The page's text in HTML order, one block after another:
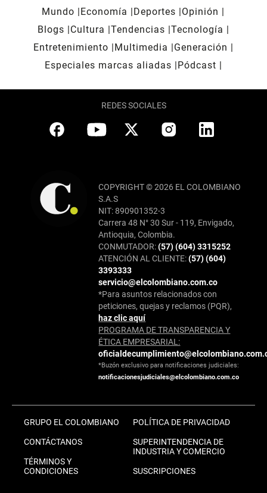
Mundo Economía Deportes
Opinión
Blogs
Cultura Tendencias Tecnología
Entretenimiento
Multimedia
Generación
Especiales marcas aliadas
Pódcast
REDES SOCIALES
COPYRIGHT © 2026 EL COLOMBIANO
S.A.S
NIT: 890901352-3
Carrera 48 N° 30 Sur - 119, Envigado,
Antioquia, Colombia.
CONMUTADOR:(57) (604) 3315252
ATENCIÓN AL CLIENTE:(57) (604)
3393333
servicio@elcolombiano.com.co
*Para asuntos relacionados con
peticiones, quejas y reclamos (PQR),
haz clic aquí
PROGRAMA DE TRANSPARENCIA Y
ÉTICA EMPRESARIAL:
*Buzón exclusivo para notificaciones judiciales:
notificacionesjudiciales@elcolombiano.com.co
GRUPO EL COLOMBIANO
CONTÁCTANOS
TÉRMINOS Y
CONDICIONES
POLÍTICA DE PRIVACIDAD
SUPERINTENDENCIA DE
INDUSTRIA Y COMERCIO
SUSCRIPCIONES